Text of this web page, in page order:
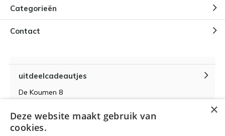
Categorieën
Contact
uitdeelcadeautjes
De Koumen 8
KvK-nummer 14087571
BTW-nummer NL 815399145 B01
×
Deze website maakt gebruik van
cookies.